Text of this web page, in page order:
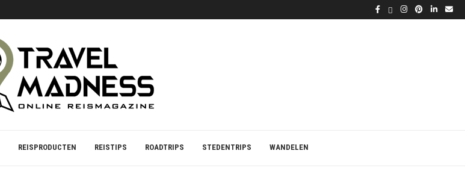
REISPRODUCTEN REISTIPS ROADTRIPS STEDENTRIPS WANDELEN